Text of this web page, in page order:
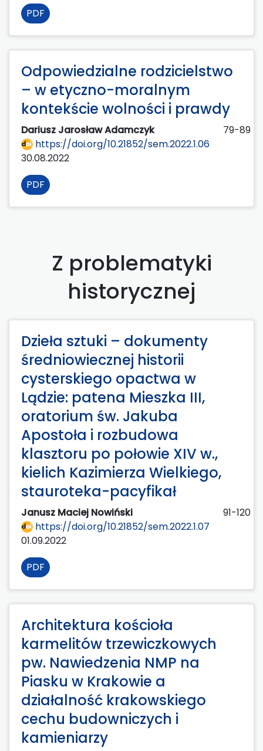
PDF
Odpowiedzialne rodzicielstwo
– w etyczno-moralnym
kontekście wolności i prawdy
Dariusz Jarosław Adamczyk
79-89
https://doi.org/10.21852/sem.2022.1.06
30.08.2022
PDF
Z problematyki
historycznej
Dzieła sztuki – dokumenty
średniowiecznej historii
cysterskiego opactwa w
Lądzie: patena Mieszka III,
oratorium św. Jakuba
Apostoła i rozbudowa
klasztoru po połowie XIV w.,
kielich Kazimierza Wielkiego,
stauroteka-pacyfikał
Janusz Maciej Nowiński
91-120
https://doi.org/10.21852/sem.2022.1.07
01.09.2022
PDF
Architektura kościoła
karmelitów trzewiczkowych
pw. Nawiedzenia NMP na
Piasku w Krakowie a
działalność krakowskiego
cechu budowniczych i
kamieniarzy